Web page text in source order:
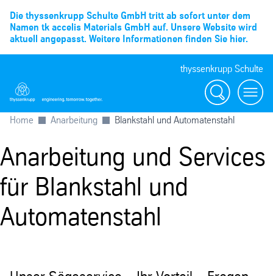
Die thyssenkrupp Schulte GmbH tritt ab sofort unter dem
Namen tk accelis Materials GmbH auf. Unsere Website wird
aktuell angepasst. Weitere Informationen finden Sie hier.
thyssenkrupp Schulte
Suche
Menü
Home Anarbeitung Blankstahl und Automatenstahl
Anarbeitung und Services
für Blankstahl und
Automatenstahl